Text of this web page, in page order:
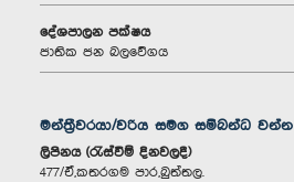
දේශපාලන පක්ෂය
ජාතික ජන බලවේගය
මන්ත්‍රීවරයා/වරිය සමග සම්බන්ධ වන්න
ලිපිනය (රැස්වීම් දිනවලදී)
477/ඒ,කතරගම පාර,බුත්තල.